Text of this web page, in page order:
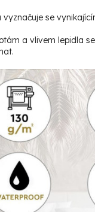
vyznačuje se
a vlivem lepidla